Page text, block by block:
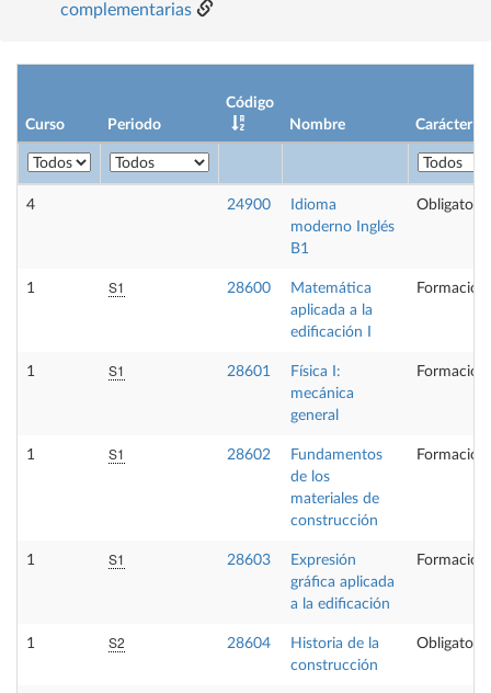
complementarias
Curso Periodo
Código
Nombre
Carácter
4 24900
Idioma
moderno Inglés
B1
Obligatoria
1 S1 28600
Matemática
aplicada a la
edificación I
Formación
1 S1 28601
Física I:
mecánica
general
Formación
1 S1 28602
Fundamentos
de los
materiales de
construcción
Formación
1 S1 28603
Expresión
gráfica aplicada
a la edificación
Formación
1 S2 28604
Historia de la
construcción
Obligatoria